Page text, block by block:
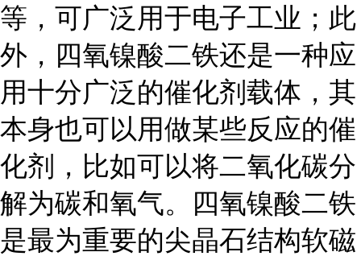
等，可广泛用于电子工业；此
外，四氧镍酸二铁还是一种应
用十分广泛的催化剂载体，其
本身也可以用做某些反应的催
化剂，比如可以将二氧化碳分
解为碳和氧气。四氧镍酸二铁
是最为重要的尖晶石结构软磁